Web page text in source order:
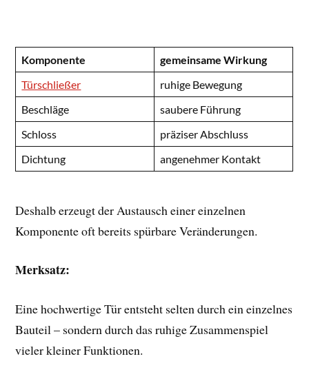
Komponente
gemeinsame Wirkung
Türschließer
ruhige Bewegung
Beschläge
saubere Führung
Schloss
präziser Abschluss
Dichtung
angenehmer Kontakt
Deshalb erzeugt der Austausch einer einzelnen
Komponente oft bereits spürbare Veränderungen.
Merksatz:
Eine hochwertige Tür entsteht selten durch ein einzelnes
Bauteil – sondern durch das ruhige Zusammenspiel
vieler kleiner Funktionen.